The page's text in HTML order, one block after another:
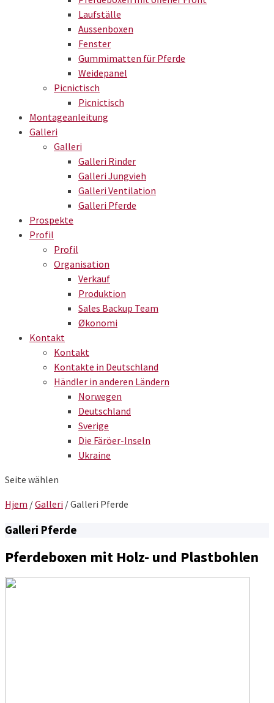
Laufställe
Aussenboxen
Fenster
Gummimatten für Pferde
Weidepanel
Picnictisch
Picnictisch
Montageanleitung
Galleri
Galleri
Galleri Rinder
Galleri Jungvieh
Galleri Ventilation
Galleri Pferde
Prospekte
Profil
Profil
Organisation
Verkauf
Produktion
Sales Backup Team
Økonomi
Kontakt
Kontakt
Kontakte in Deutschland
Händler in anderen Ländern
Norwegen
Deutschland
Sverige
Die Färöer-Inseln
Ukraine
Seite wählen
Hjem /Galleri /Galleri Pferde
Galleri Pferde
Pferdeboxen mit Holz- und Plastbohlen